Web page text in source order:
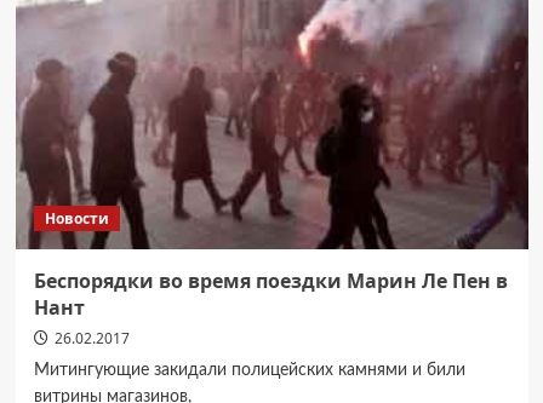
Новости
Беспорядки во время поездки Марин Ле Пен в
Нант
26.02.2017
Митингующие закидали полицейских камнями и били
витрины магазинов,